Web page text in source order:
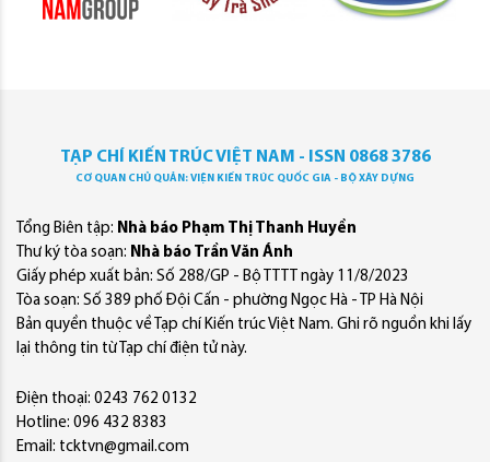
TẠP CHÍ KIẾN TRÚC VIỆT NAM - ISSN 0868 3786
CƠ QUAN CHỦ QUẢN: VIỆN KIẾN TRÚC QUỐC GIA - BỘ XÂY DỰNG
Tổng Biên tập: Nhà báo Phạm Thị Thanh Huyền
Thư ký tòa soạn: Nhà báo Trần Văn Ánh
Giấy phép xuất bản: Số 288/GP - Bộ TTTT ngày 11/8/2023
Tòa soạn: Số 389 phố Đội Cấn - phường Ngọc Hà - TP Hà Nội
Bản quyền thuộc về Tạp chí Kiến trúc Việt Nam. Ghi rõ nguồn khi lấy
lại thông tin từ Tạp chí điện tử này.
Điện thoại: 0243 762 0132
Hotline: 096 432 8383
Email: tcktvn@gmail.com